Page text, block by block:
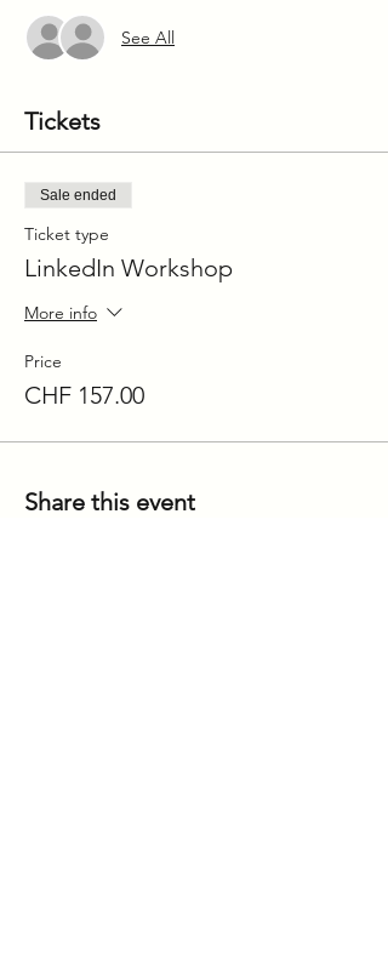
See All
Tickets
Sale ended
Ticket type
LinkedIn Workshop
More info
Price
CHF 157.00
Share this event